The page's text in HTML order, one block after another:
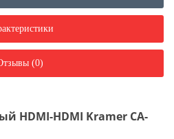
(0)
HDMI-HDMI Kramer CA-